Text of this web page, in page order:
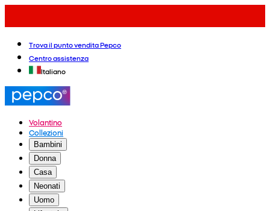
Trova il punto vendita Pepco
Centro assistenza
Italiano
Volantino
Collezioni
Bambini
Donna
Casa
Neonati
Uomo